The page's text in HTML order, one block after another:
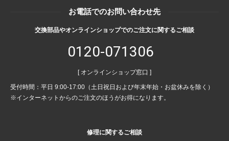
お電話でのお問い合わせ先
交換部品やオンラインショップでのご注文に関するご相談
0120-071306
[ オンラインショップ窓口 ]
受付時間：平日 9:00-17:00（土日祝日および年末年始・お盆休みを除く）
※インターネットからのご注文のほうがお得になります。
修理に関するご相談